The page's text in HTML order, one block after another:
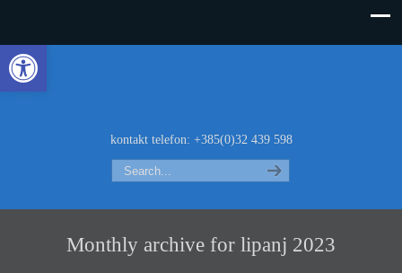
Open toolbar
kontakt telefon: +385(0)32 439 598
Monthly archive for lipanj 2023